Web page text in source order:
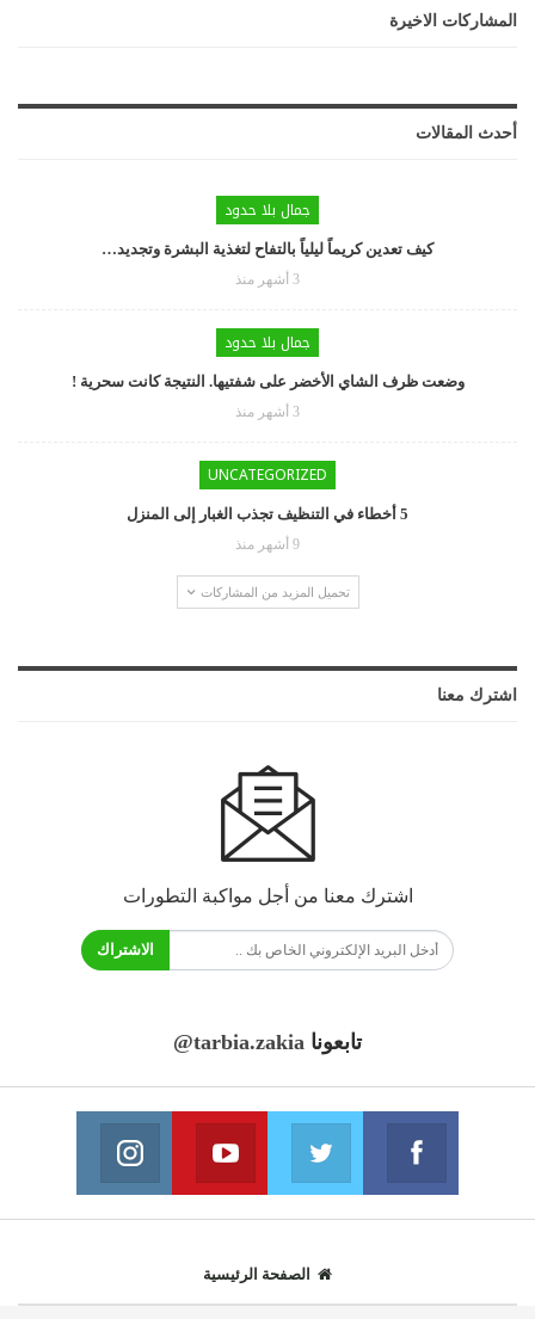
المشاركات الاخيرة
أحدث المقالات
جمال بلا حدود
كيف تعدين كريماً ليلياً بالتفاح لتغذية البشرة وتجديد…
3 أشهر منذ
جمال بلا حدود
وضعت ظرف الشاي الأخضر على شفتيها. النتيجة كانت سحرية !
3 أشهر منذ
UNCATEGORIZED
5 أخطاء في التنظيف تجذب الغبار إلى المنزل
9 أشهر منذ
تحميل المزيد من المشاركات
اشترك معنا
اشترك معنا من أجل مواكبة التطورات
الاشتراك
تابعونا @tarbia.zakia
فايسبوك
انضم الينا انضم الينا
يوتيوب
انضم الينا
الصفحة الرئيسية